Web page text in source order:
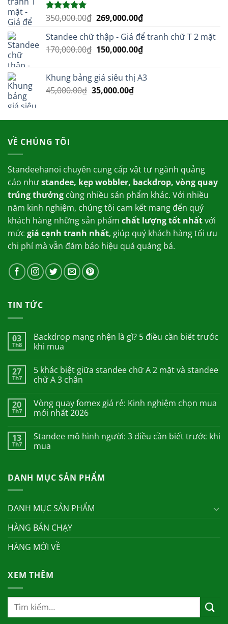
Được xếp
hạng
5 sao
350,000.00₫ Giá
là:
350,000.00₫.
269,000.00₫Giá
tại
là:
Standee chữ thập - Giá để tranh chữ T 2 mặt
170,000.00₫ Giá
170,000.00₫.
150,000.00₫Giá
là:
Khung bảng giá siêu thị A3
45,000.00₫ Giá
45,000.00₫.
35,000.00₫Giá
là:
VỀ CHÚNG TÔI
Standeehanoi chuyên cung cấp vật tư ngành quảng
cáo nhưstandee, kẹp wobbler, backdrop, vòng quay
trúng thưởng cùng nhiều sản phẩm khác. Với nhiều
năm kinh nghiệm, chúng tôi cam kết mang đến quý
khách hàng những sản phẩm chất lượng tốt nhấtvới
mức giá cạnh tranh nhất, giúp quý khách hàng tối ưu
chi phí mà vẫn đảm bảo hiệu quả quảng bá.
TIN TỨC
03
Th8
Backdrop mạng nhện là gì? 5 điều cần biết trước
khi mua
27
Th7
5 khác biệt giữa standee chữ A 2 mặt và standee
chữ A 3 chân
20
Th7
Vòng quay fomex giá rẻ: Kinh nghiệm chọn mua
mới nhất 2026
13
Th7
Standee mô hình người: 3 điều cần biết trước khi
mua
DANH MỤC SẢN PHẨM
DANH MỤC SẢN PHẨM
HÀNG BÁN CHẠY
HÀNG MỚI VỀ
XEM THÊM